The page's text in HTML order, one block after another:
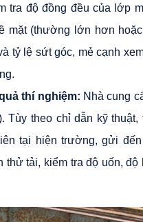
tra độ đồng đều của lớp
mặt (thường lớn hơn
tỷ lệ sứt góc, mẻ cạnh
thí nghiệm: Nhà cung
Tùy theo chỉ dẫn kỹ
tại hiện trường, gửi
thử tải, kiểm tra độ uốn,